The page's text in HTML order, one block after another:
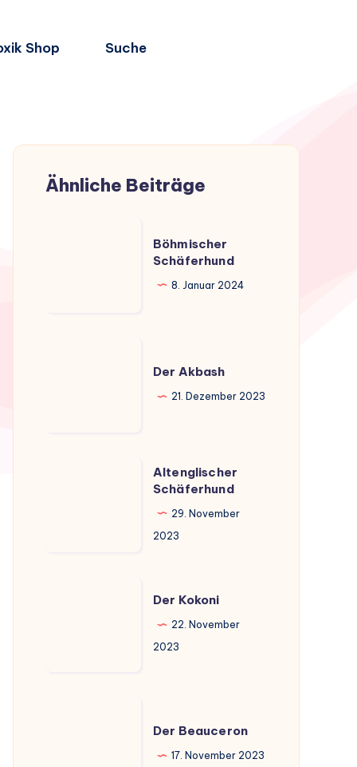
Shop Suche
Ähnliche Beiträge
Böhmischer
Schäferhund
8. Januar 2024
Der Akbash
21. Dezember 2023
Altenglischer
Schäferhund
29. November
2023
Der Kokoni
22. November
2023
Der Beauceron
17. November 2023